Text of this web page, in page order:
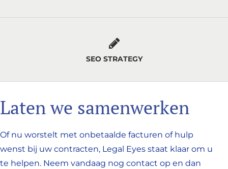
SEO STRATEGY
Laten we samenwerken
Of nu worstelt met onbetaalde facturen of hulp
wenst bij uw contracten, Legal Eyes staat klaar om u
te helpen. Neem vandaag nog contact op en dan